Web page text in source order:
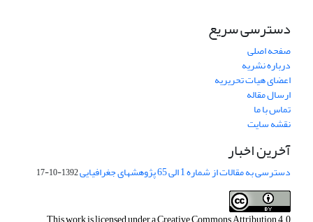
دسترسی سریع
صفحه اصلی
درباره نشریه
اعضای هیات تحریریه
ارسال مقاله
تماس با ما
نقشه سایت
آخرین اخبار
دسترسی به مقالات از شماره 1 الی 65 پژوهشهای جغرافیایی 1392-10-17